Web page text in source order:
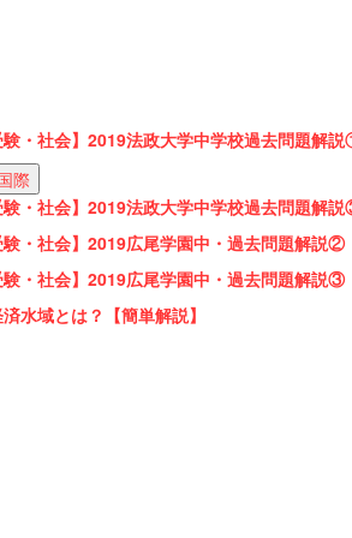
験・社会】2019法政大学中学校過去問題解
際
験・社会】2019法政大学中学校過去問題解
験・社会】2019広尾学園中・過去問題解説②
験・社会】2019広尾学園中・過去問題解説③
水域とは？【簡単解説】